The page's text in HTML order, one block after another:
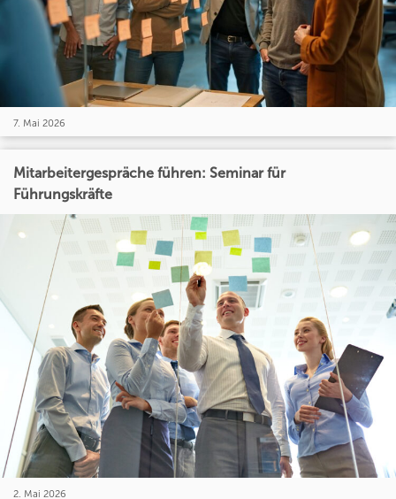
7. Mai 2026
Mitarbeitergespräche führen: Seminar für
Führungskräfte
2. Mai 2026